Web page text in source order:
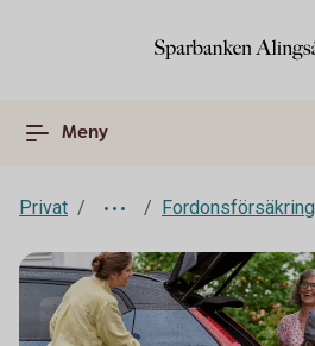
Meny
Privat Fordonsförsäkring